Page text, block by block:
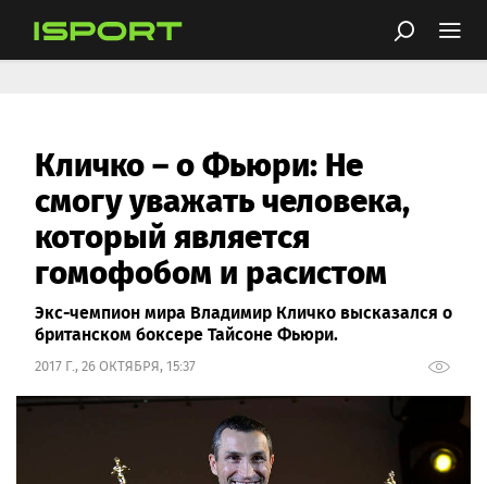
Кличко – о Фьюри: Не
смогу уважать человека,
который является
гомофобом и расистом
Экс-чемпион мира Владимир Кличко высказался о
британском боксере Тайсоне Фьюри.
2017 Г., 26 ОКТЯБРЯ, 15:37